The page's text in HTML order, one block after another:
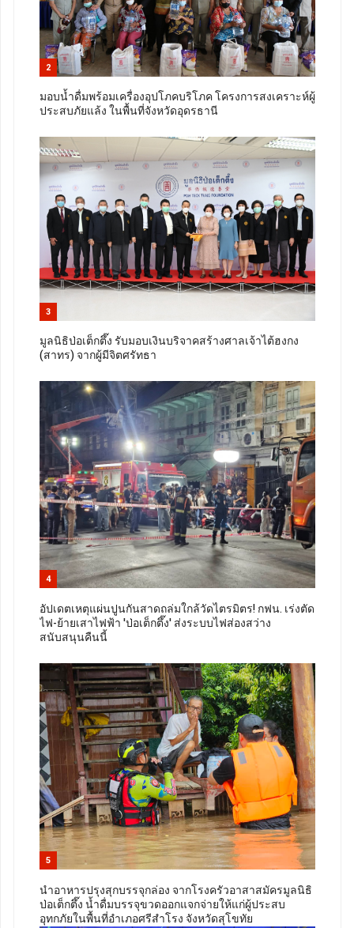
2
มอบน้ำดื่มพร้อมเครื่องอุปโภคบริโภค โครงการสงเคราะห์ผู้
ประสบภัยแล้ง ในพื้นที่จังหวัดอุดรธานี
3
มูลนิธิป่อเต็กตึ๊ง รับมอบเงินบริจาคสร้างศาลเจ้าไต้ฮงกง
(สาทร) จากผู้มีจิตศรัทธา
4
อัปเดตเหตุแผ่นปูนกันสาดถล่มใกล้วัดไตรมิตร! กฟน. เร่งตัด
ไฟ-ย้ายเสาไฟฟ้า 'ป่อเต็กตึ๊ง' ส่งระบบไฟส่องสว่าง
สนับสนุนคืนนี้
5
นำอาหารปรุงสุกบรรจุกล่อง จากโรงครัวอาสาสมัครมูลนิธิ
ป่อเต็กตึ๊ง น้ำดื่มบรรจุขวดออกแจกจ่ายให้แก่ผู้ประสบ
อุทกภัยในพื้นที่อำเภอศรีสำโรง จังหวัดสุโขทัย